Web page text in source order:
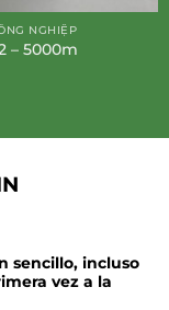
NGHIỆP
– 5000m
sencillo, incluso
vez a la